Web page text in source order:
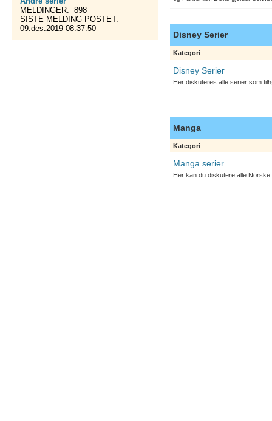
MELDINGER: 898
SISTE MELDING POSTET:
09.des.2019 08:37:50
Disney Serier
Kategori
Disney Serier
Her diskuteres alle serier som
Manga
Kategori
Manga serier
Her kan du diskutere alle Norske